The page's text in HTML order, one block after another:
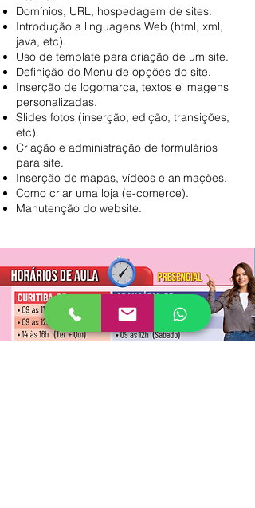
Domínios, URL, hospedagem de sites.
Introdução a linguagens Web (html, xml,
java, etc).
Uso de template para criação de um site.
Definição do Menu de opções do site.
Inserção de logomarca, textos e imagens
personalizadas.
Slides fotos (inserção, edição, transições,
etc).
Criação e administração de formulários
para site.
Inserção de mapas, vídeos e animações.
Como criar uma loja (e-comerce).
Manutenção do website.